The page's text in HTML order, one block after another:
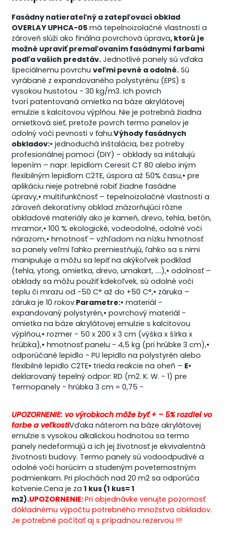
Fasádny natierateľný a zatepľovací obklad
OVERLAY UPHCA-05 má tepelnoizolačné vlastnosti a
zároveň slúži ako finálna povrchová úprava, ktorú je
možné upraviť premaľovaním fasádnymi farbami
podľa vašich predstáv. Jednotlivé panely sú vďaka
špeciálnemu povrchu veľmi pevné a odolné. Sú
vyrábané z expandovaného polystyrénu (EPS) s
vysokou hustotou - 30 kg/m3. Ich povrch
tvorí patentovaná omietka na báze akrylátovej
emulzie s kalcitovou výplňou. Nie je potrebná žiadna
omietková sieť, pretože povrch termo panelov je
odolný voči pevnosti v ťahu.Výhody fasádnych
obkladov:• jednoduchá inštalácia, bez potreby
profesionálnej pomoci (DIY) - obklady sa inštalujú
lepením – napr. lepidlom Ceresit CT 80 alebo iným
flexibilným lepidlom C2TE, úspora až 50% času,• pre
aplikáciu nieje potrebné robiť žiadne fasádne
úpravy,• multifunkčnosť – tepelnoizolačné vlastnosti a
zároveň dekoratívny obklad znázorňujúci rôzne
obkladové materiály ako je kameň, drevo, tehla, betón,
mramor,• 100 % ekologické, vodeodolné, odolné voči
nárazom,• hmotnosť – vzhľadom na nízku hmotnosť
sa panely veľmi ľahko premiestňujú, ľahko sa s nimi
manipuluje a môžu sa lepiť na akýkoľvek podklad
(tehla, ytong, omietka, drevo, umakart, ….),• odolnosť –
obklady sa môžu použiť kdekoľvek, sú odolné voči
teplu či mrazu od -50 C° až do +50 C°,• záruka –
záruka je 10 rokov.Parametre:• materiál -
expandovaný polystyrén,• povrchový materiál -
omietka na báze akrylátovej emulzie s kalcitovou
výplňou,• rozmer - 50 x 200 x 3 cm (výška x šírka x
hrúbka),• hmotnosť panelu - 4,5 kg (pri hrúbke 3 cm),•
odporúčané lepidlo - PU lepidlo na polystyrén alebo
flexibilné lepidlo C2TE• trieda reakcie na oheň – E•
deklarovaný tepelný odpor: RD (m2. K. W. - 1) pre
Termopanely - hrúbka 3 cm = 0,75 -
UPOZORNENIE: vo výrobkoch môže byť + – 5% rozdiel vo
farbe a veľkostiVďaka náterom na báze akrylátovej
emulzie s vysokou alkalickou hodnotou sa termo
panely nedeformujú a ich jej životnosť je ekvivalentná
životnosti budovy. Termo panely sú vodoodpudivé a
odolné voči horúcim a studeným poveternostným
podmienkam. Pri plochách nad 20 m2 sa odporúča
kotvenie.Cena je za 1 kus (1 kus= 1
m2).UPOZORNENIE:Pri objednávke venujte pozornosť
dôkladnému výpočtu potrebného množstva obkladov.
Je potrebné počítať aj s prípadnou rezervou !!!